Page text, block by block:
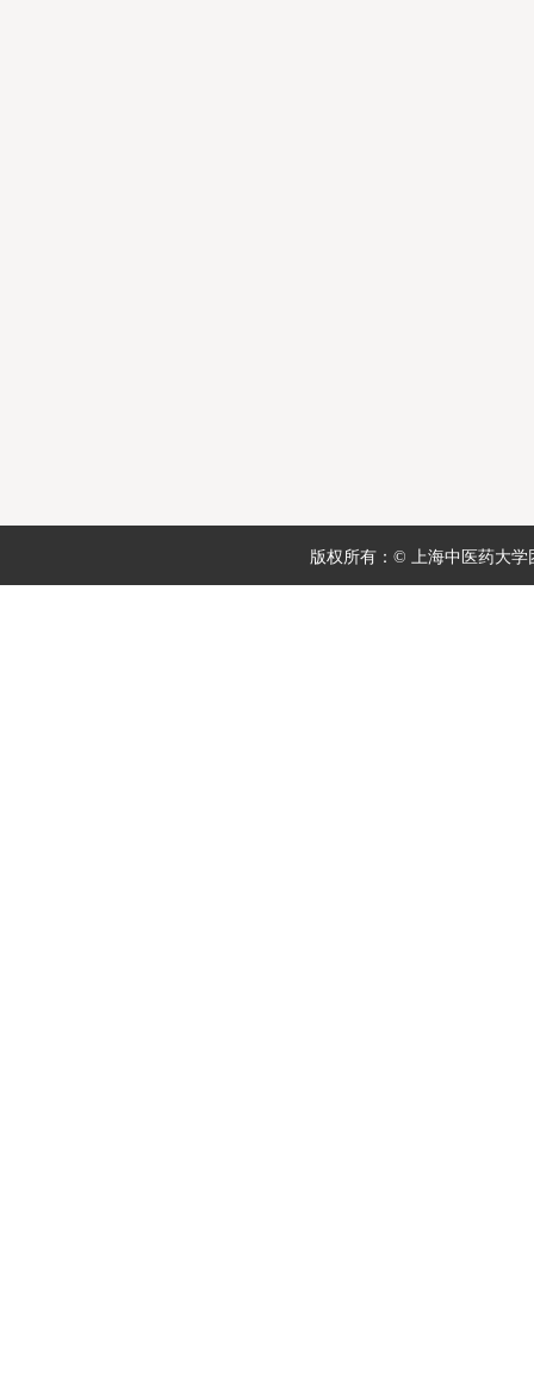
版权所有：© 上海中医药大学